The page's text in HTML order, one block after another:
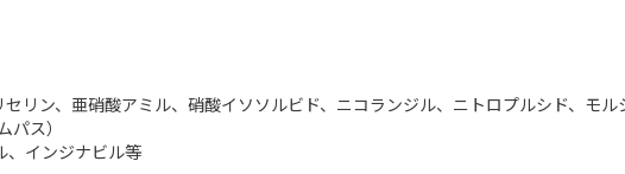
リン、亜硝酸アミル、硝酸イソソルビド、ニコランジル、ニトロプルシド、モル
ス）
、インジナビル等